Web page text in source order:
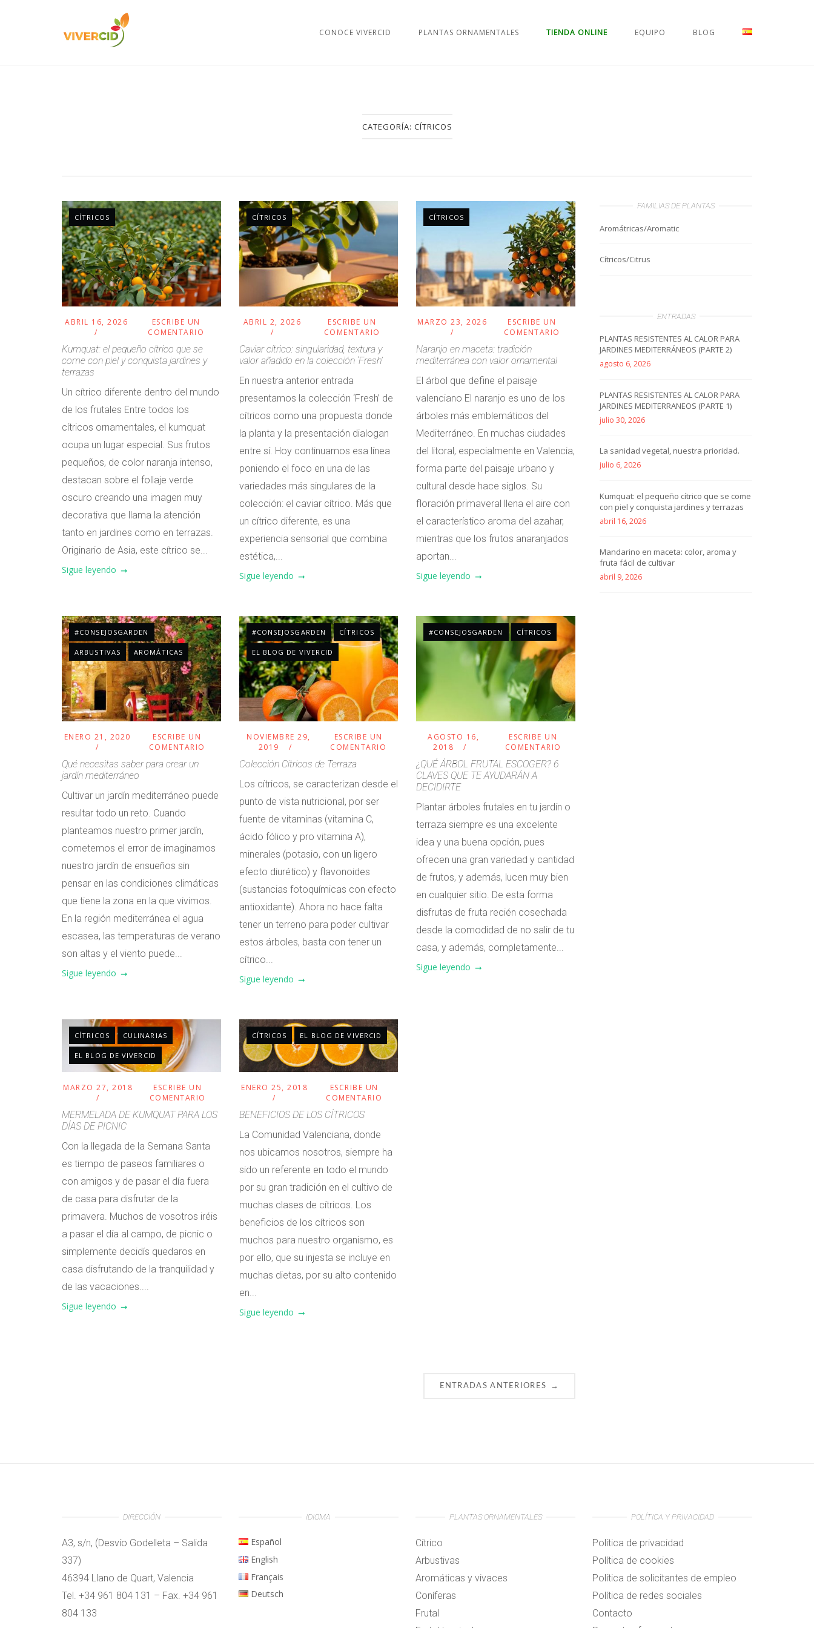
CONOCE VIVERCID PLANTAS ORNAMENTALES TIENDA ONLINE EQUIPO BLOG
CATEGORÍA: CÍTRICOS
CÍTRICOS
ABRIL 16, 2026
ESCRIBE UN
COMENTARIO
Kumquat: el pequeño cítrico que se
come con piel y conquista jardines y
terrazas
Un cítrico diferente dentro del mundo
de los frutales Entre todos los
cítricos ornamentales, el kumquat
ocupa un lugar especial. Sus frutos
pequeños, de color naranja intenso,
destacan sobre el follaje verde
oscuro creando una imagen muy
decorativa que llama la atención
tanto en jardines como en terrazas.
Originario de Asia, este cítrico se...
Sigue leyendo
CÍTRICOS
ABRIL 2, 2026
ESCRIBE UN
COMENTARIO
Caviar cítrico: singularidad, textura y
valor añadido en la colección ‘Fresh’
En nuestra anterior entrada
presentamos la colección ‘Fresh’ de
cítricos como una propuesta donde
la planta y la presentación dialogan
entre sí. Hoy continuamos esa línea
poniendo el foco en una de las
variedades más singulares de la
colección: el caviar cítrico. Más que
un cítrico diferente, es una
experiencia sensorial que combina
estética,...
Sigue leyendo
CÍTRICOS
MARZO 23, 2026
ESCRIBE UN
COMENTARIO
Naranjo en maceta: tradición
mediterránea con valor ornamental
El árbol que define el paisaje
valenciano El naranjo es uno de los
árboles más emblemáticos del
Mediterráneo. En muchas ciudades
del litoral, especialmente en Valencia,
forma parte del paisaje urbano y
cultural desde hace siglos. Su
floración primaveral llena el aire con
el característico aroma del azahar,
mientras que los frutos anaranjados
aportan...
Sigue leyendo
#CONSEJOSGARDEN
ARBUSTIVAS AROMÁTICAS
ENERO 21, 2020
ESCRIBE UN
COMENTARIO
Qué necesitas saber para crear un
jardín mediterráneo
Cultivar un jardín mediterráneo puede
resultar todo un reto. Cuando
planteamos nuestro primer jardín,
cometemos el error de imaginarnos
nuestro jardín de ensueños sin
pensar en las condiciones climáticas
que tiene la zona en la que vivimos.
En la región mediterránea el agua
escasea, las temperaturas de verano
son altas y el viento puede...
Sigue leyendo
#CONSEJOSGARDEN CÍTRICOS
EL BLOG DE VIVERCID
NOVIEMBRE 29,
2019
ESCRIBE UN
COMENTARIO
Colección Cítricos de Terraza
Los cítricos, se caracterizan desde el
punto de vista nutricional, por ser
fuente de vitaminas (vitamina C,
ácido fólico y pro vitamina A),
minerales (potasio, con un ligero
efecto diurético) y flavonoides
(sustancias fotoquímicas con efecto
antioxidante). Ahora no hace falta
tener un terreno para poder cultivar
estos árboles, basta con tener un
cítrico...
Sigue leyendo
#CONSEJOSGARDEN CÍTRICOS
AGOSTO 16,
2018
ESCRIBE UN
COMENTARIO
¿QUÉ ÁRBOL FRUTAL ESCOGER? 6
CLAVES QUE TE AYUDARÁN A
DECIDIRTE
Plantar árboles frutales en tu jardín o
terraza siempre es una excelente
idea y una buena opción, pues
ofrecen una gran variedad y cantidad
de frutos, y además, lucen muy bien
en cualquier sitio. De esta forma
disfrutas de fruta recién cosechada
desde la comodidad de no salir de tu
casa, y además, completamente...
Sigue leyendo
CÍTRICOS CULINARIAS
EL BLOG DE VIVERCID
MARZO 27, 2018
ESCRIBE UN
COMENTARIO
MERMELADA DE KUMQUAT PARA LOS
DÍAS DE PICNIC
Con la llegada de la Semana Santa
es tiempo de paseos familiares o
con amigos y de pasar el día fuera
de casa para disfrutar de la
primavera. Muchos de vosotros iréis
a pasar el día al campo, de picnic o
simplemente decidís quedaros en
casa disfrutando de la tranquilidad y
de las vacaciones....
Sigue leyendo
CÍTRICOS EL BLOG DE VIVERCID
ENERO 25, 2018
ESCRIBE UN
COMENTARIO
BENEFICIOS DE LOS CÍTRICOS
La Comunidad Valenciana, donde
nos ubicamos nosotros, siempre ha
sido un referente en todo el mundo
por su gran tradición en el cultivo de
muchas clases de cítricos. Los
beneficios de los cítricos son
muchos para nuestro organismo, es
por ello, que su injesta se incluye en
muchas dietas, por su alto contenido
en...
Sigue leyendo
ENTRADAS ANTERIORES →
FAMILIAS DE PLANTAS
Aromátricas/Aromatic
Cítricos/Citrus
ENTRADAS
PLANTAS RESISTENTES AL CALOR PARA
JARDINES MEDITERRÁNEOS (PARTE 2)
agosto 6, 2026
PLANTAS RESISTENTES AL CALOR PARA
JARDINES MEDITERRANEOS (PARTE 1)
julio 30, 2026
La sanidad vegetal, nuestra prioridad.
julio 6, 2026
Kumquat: el pequeño cítrico que se come
con piel y conquista jardines y terrazas
abril 16, 2026
Mandarino en maceta: color, aroma y
fruta fácil de cultivar
abril 9, 2026
DIRECCIÓN
A3, s/n, (Desvío Godelleta – Salida
337)
46394 Llano de Quart, Valencia
Tel. +34 961 804 131 – Fax. +34 961
804 133
IDIOMA
Español
English
Français
Deutsch
PLANTAS ORNAMENTALES
Cítrico
Arbustivas
Aromáticas y vivaces
Coníferas
Frutal
POLÍTICA Y PRIVACIDAD
Política de privacidad
Política de cookies
Política de solicitantes de empleo
Política de redes sociales
Contacto